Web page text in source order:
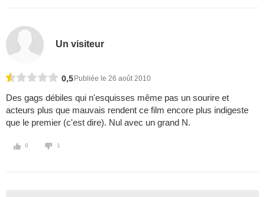
Un visiteur
0,5 Publiée le 26 août 2010
Des gags débiles qui n'esquisses même pas un sourire et
acteurs plus que mauvais rendent ce film encore plus indigeste
que le premier (c'est dire). Nul avec un grand N.
0 1